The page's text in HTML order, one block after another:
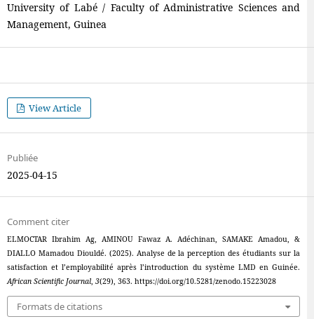
University of Labé / Faculty of Administrative Sciences and
Management, Guinea
View Article
Publiée
2025-04-15
Comment citer
ELMOCTAR Ibrahim Ag, AMINOU Fawaz A. Adéchinan, SAMAKE Amadou, &
DIALLO Mamadou Diouldé. (2025). Analyse de la perception des étudiants sur la
satisfaction et l’employabilité après l’introduction du système LMD en Guinée.
African Scientific Journal, 3(29), 363. https://doi.org/10.5281/zenodo.15223028
Formats de citations